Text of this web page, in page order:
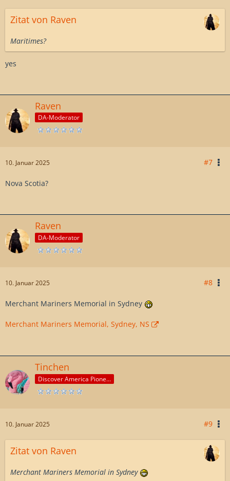
Zitat von Raven
Maritimes?
yes
Raven
DA-Moderator
10. Januar 2025 #7
Nova Scotia?
Raven
DA-Moderator
10. Januar 2025 #8
Merchant Mariners Memorial in Sydney
Merchant Mariners Memorial, Sydney, NS
Tinchen
Discover America Pioneer
10. Januar 2025 #9
Zitat von Raven
Merchant Mariners Memorial in Sydney